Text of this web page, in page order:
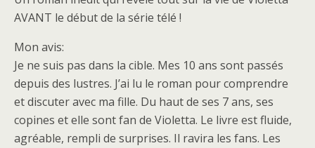
AVANT le début de la série télé !
Mon avis:
Je ne suis pas dans la cible. Mes 10 ans sont passés
depuis des lustres. J’ai lu le roman pour comprendre
et discuter avec ma fille. Du haut de ses 7 ans, ses
copines et elle sont fan de Violetta. Le livre est fluide,
agréable, rempli de surprises. Il ravira les fans. Les